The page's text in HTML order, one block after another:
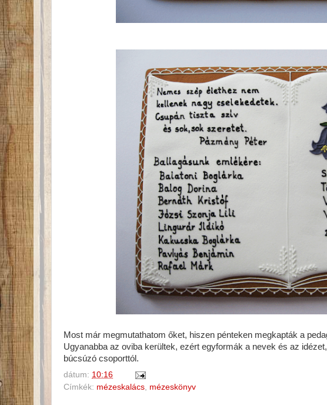
Most már megmutathatom őket, hiszen pénteken megkapták a
Ugyanabba az oviba kerültek, ezért egyformák a nevek és az
búcsúzó csoporttól.
dátum: 10:16
Címkék: mézeskalács mézeskönyv